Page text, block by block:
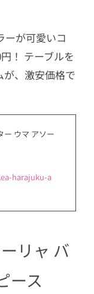
ーが可愛いコ
！ テーブルを
が、激安価格で
ー ウマ アソー
harajuku-a
リャ バ
ース